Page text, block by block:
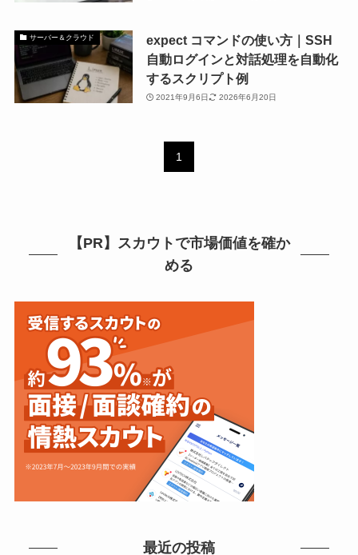
サーバー＆クラウド
expect コマンドの使い方｜SSH
自動ログインと対話処理を自動化
するスクリプト例
2021年9月6日 2026年6月20日
1
【PR】スカウトで市場価値を確か
める
最近の投稿